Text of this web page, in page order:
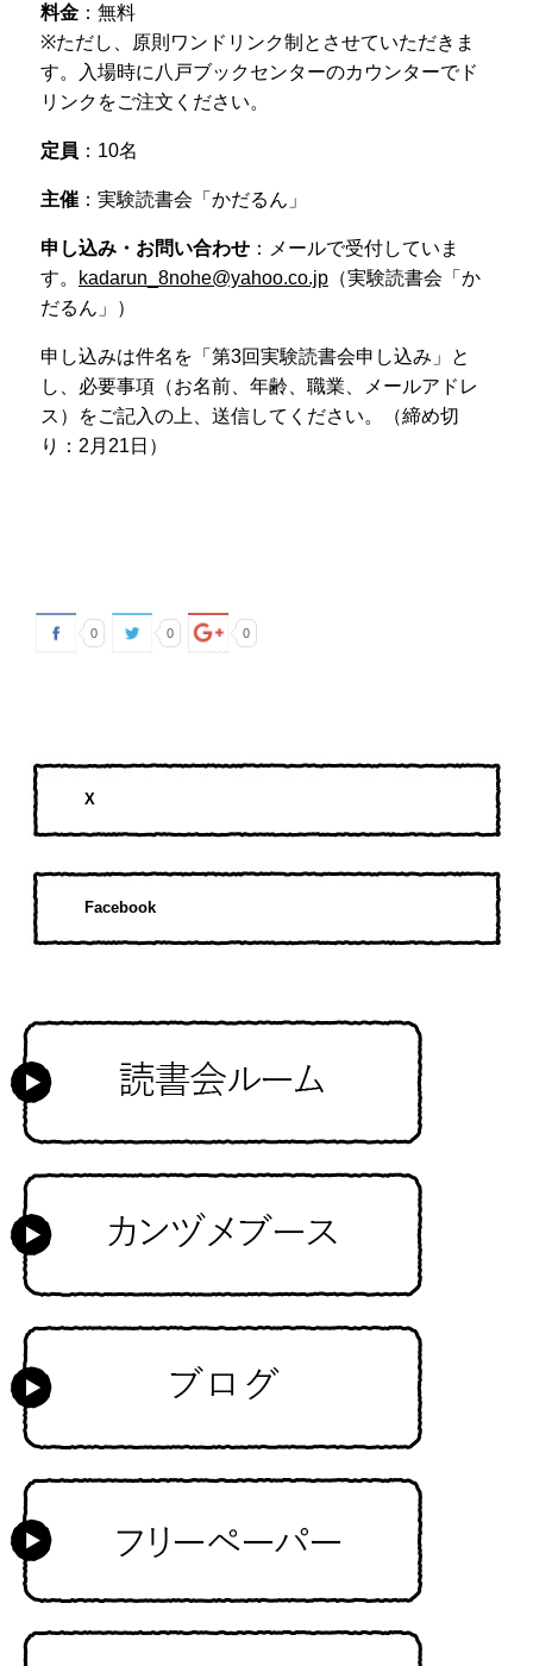
料金：無料
※ただし、原則ワンドリンク制とさせていただきま
す。入場時に八戸ブックセンターのカウンターでド
リンクをご注文ください。
定員 ：10名
主催：実験読書会「かだるん」
申し込み・お問い合わせ：メールで受付していま
す。
kadarun_8nohe@yahoo.co.jp（実験読書会「か
だるん」）
申し込みは件名を「第3回実験読書会申し込み」と
し、必要事項（お名前、年齢、職業、メールアドレ
ス）をご記入の上、送信してください。（締め切
り：2月21日）
0 0 0
X
Facebook